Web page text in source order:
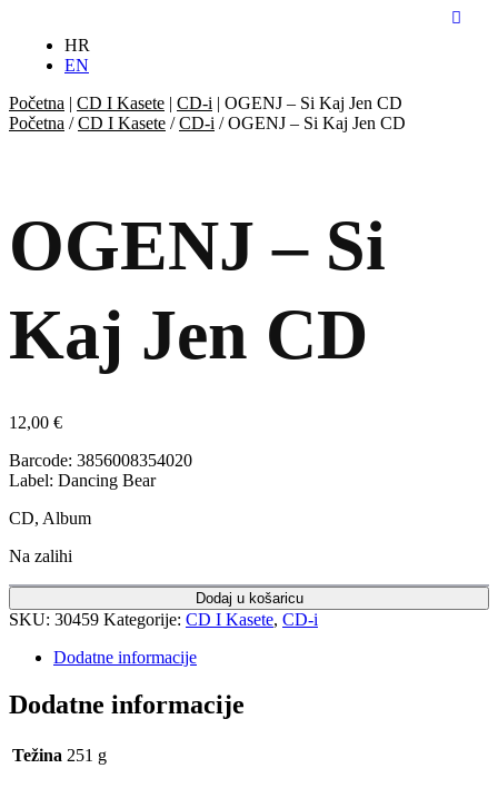
HR
EN
Početna | CD I Kasete | CD-i | OGENJ – Si Kaj Jen CD
Početna /CD I Kasete /CD-i / OGENJ – Si Kaj Jen CD
OGENJ – Si
Kaj Jen CD
12,00 €
Barcode: 3856008354020
Label: Dancing Bear
CD, Album
Na zalihi
Dodaj u košaricu
SKU: 30459 Kategorije: CD I Kasete, CD-i
Dodatne informacije
Dodatne informacije
Težina 251 g